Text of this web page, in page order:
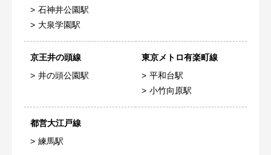
石神井公園駅
大泉学園駅
京王井の頭線
井の頭公園駅
東京メトロ有楽町線
平和台駅
小竹向原駅
都営大江戸線
練馬駅